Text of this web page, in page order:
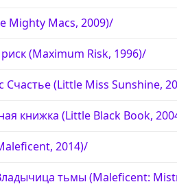
Mighty Macs, 2009)/
(Maximum Risk, 1996)/
Счастье (Little Miss Sunshine,
книжка (Little Black Book,
2014)/
тьмы (Maleficent: